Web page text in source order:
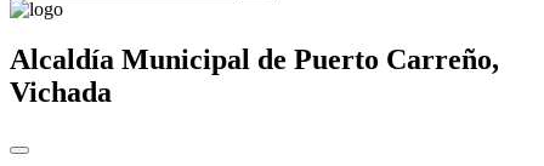
Alcaldía Municipal de Puerto Carreño,
Vichada